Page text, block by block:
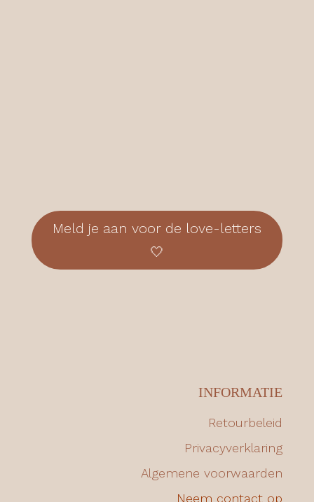
Meld je aan voor de love-letters
🤍
INFORMATIE
Retourbeleid
Privacyverklaring
Algemene voorwaarden
Neem contact op